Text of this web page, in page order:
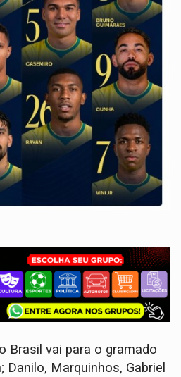
Brasil vai para o gramado
Marquinhos, Gabriel